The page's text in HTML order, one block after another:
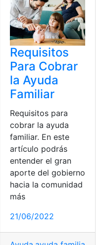
Requisitos
Para Cobrar
la Ayuda
Familiar
Requisitos para
cobrar la ayuda
familiar. En este
artículo podrás
entender el gran
aporte del gobierno
hacia la comunidad
más
21/06/2022